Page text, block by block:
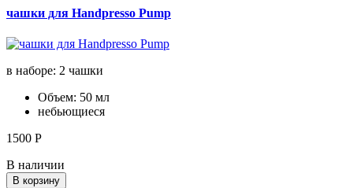
чашки для Handpresso Pump
в наборе: 2 чашки
Объем: 50 мл
небьющиеся
1500 Р
В наличии
В корзину